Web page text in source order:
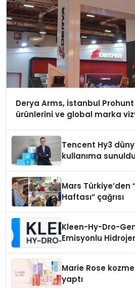
Derya Arms, İstanbul
ürünlerini ve global marka
Tencent Hy3
kullanıma sunuldu
Mars Türkiye’den
Haftası” çağrısı
Kleen-Hy-Dro-
Emisyonlu
Marie Rose
yaptı